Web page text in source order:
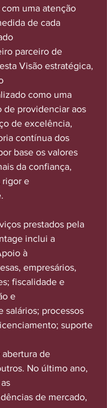
uma atenção
de cada
parceiro de
Visão estratégica,
como uma
de providenciar aos
de excelência,
contínua dos
base os valores
da confiança,
rigor e
prestados pela
inclui a
à
empresários,
fiscalidade e
e
salários; processos
suporte
de
No último ano,
de mercado,